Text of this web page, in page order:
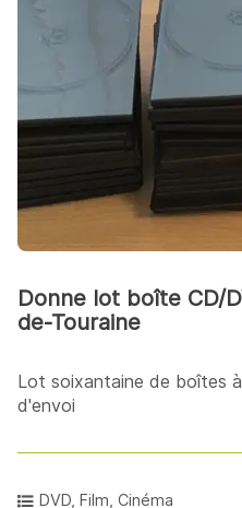
Donne lot boîte CD/
de-Touraine
Lot soixantaine de boîtes
d'envoi
DVD, Film, Cinéma